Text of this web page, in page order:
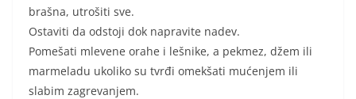
brašna, utrošiti sve.
Ostaviti da odstoji dok napravite nadev.
Pomešati mlevene orahe i lešnike, a pekmez, džem ili
marmeladu ukoliko su tvrđi omekšati mućenjem ili
slabim zagrevanjem.